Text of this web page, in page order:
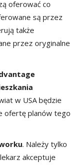
oferować co
są przez
także
przez oryginalne
w USA będzie
ofertę planów tego
. Należy tylko
akceptuje